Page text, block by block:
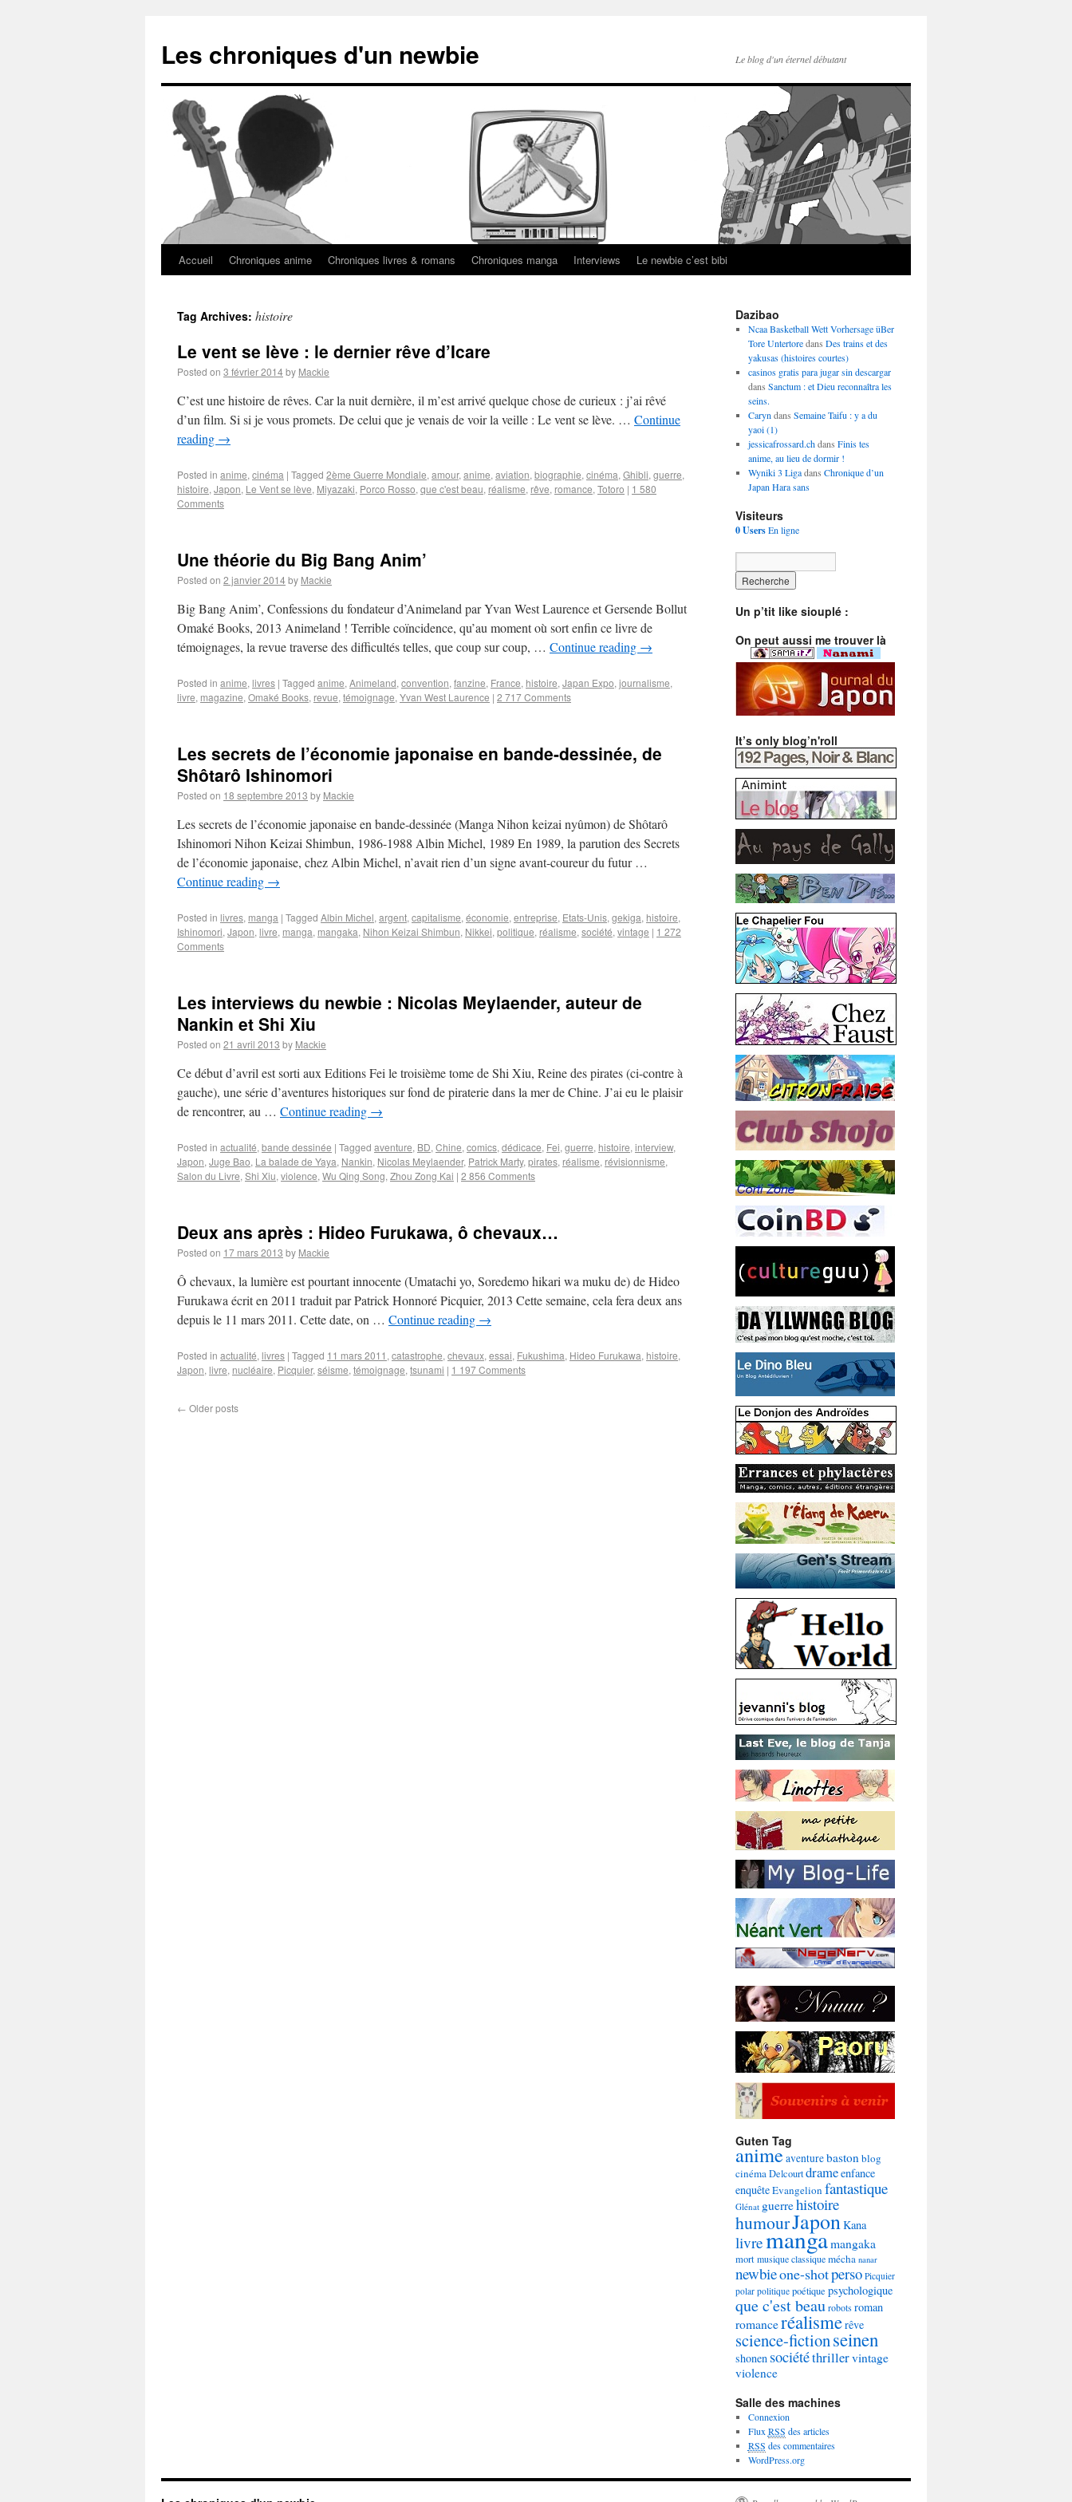
Les chroniques d'un newbie Le blog d'un éternel débutant
Accueil Chroniques anime Chroniques livres & romans Chroniques manga Interviews Le newbie c’est bibi
Tag Archives: histoire
Le vent se lève : le dernier rêve d’Icare
Posted on 3 février 2014by Mackie
C’est une histoire de rêves. Car la nuit dernière, il m’est arrivé quelque chose de curieux : j’ai rêvé
d’un film. Si si je vous promets. De celui que je venais de voir la veille : Le vent se lève. … Continue
reading →
Posted in anime, cinéma | Tagged 2ème Guerre Mondiale, amour, anime, aviation, biographie, cinéma, Ghibli, guerre,
histoire, Japon, Le Vent se lève, Miyazaki, Porco Rosso, que c'est beau, réalisme, rêve, romance, Totoro | 1 580
Comments
Une théorie du Big Bang Anim’
Posted on 2 janvier 2014by Mackie
Big Bang Anim’, Confessions du fondateur d’Animeland par Yvan West Laurence et Gersende Bollut
Omaké Books, 2013 Animeland ! Terrible coïncidence, qu’au moment où sort enfin ce livre de
témoignages, la revue traverse des difficultés telles, que coup sur coup, … Continue reading →
Posted in anime, livres | Tagged anime, Animeland, convention, fanzine, France, histoire, Japan Expo, journalisme,
livre, magazine, Omaké Books, revue, témoignage, Yvan West Laurence | 2 717 Comments
Les secrets de l’économie japonaise en bande-dessinée, de
Shôtarô Ishinomori
Posted on 18 septembre 2013 by Mackie
Les secrets de l’économie japonaise en bande-dessinée (Manga Nihon keizai nyûmon) de Shôtarô
Ishinomori Nihon Keizai Shimbun, 1986-1988 Albin Michel, 1989 En 1989, la parution des Secrets
de l’économie japonaise, chez Albin Michel, n’avait rien d’un signe avant-coureur du futur …
Continue reading →
Posted in livres, manga | Tagged Albin Michel, argent, capitalisme, économie, entreprise, Etats-Unis, gekiga, histoire,
Ishinomori, Japon, livre, manga, mangaka, Nihon Keizai Shimbun, Nikkei, politique, réalisme, société, vintage | 1 272
Comments
Les interviews du newbie : Nicolas Meylaender, auteur de
Nankin et Shi Xiu
Posted on 21 avril 2013 by Mackie
Ce début d’avril est sorti aux Editions Fei le troisième tome de Shi Xiu, Reine des pirates (ci-contre à
gauche), une série d’aventures historiques sur fond de piraterie dans la mer de Chine. J’ai eu le plaisir
de rencontrer, au … Continue reading →
Posted in actualité, bande dessinée | Tagged aventure, BD, Chine, comics, dédicace, Fei, guerre, histoire, interview,
Japon, Juge Bao, La balade de Yaya, Nankin, Nicolas Meylaender, Patrick Marty, pirates, réalisme, révisionnisme,
Salon du Livre, Shi Xiu, violence, Wu Qing Song, Zhou Zong Kai | 2 856 Comments
Deux ans après : Hideo Furukawa, ô chevaux…
Posted on 17 mars 2013 by Mackie
Ô chevaux, la lumière est pourtant innocente (Umatachi yo, Soredemo hikari wa muku de) de Hideo
Furukawa écrit en 2011 traduit par Patrick Honnoré Picquier, 2013 Cette semaine, cela fera deux ans
depuis le 11 mars 2011. Cette date, on … Continue reading →
Posted in actualité, livres | Tagged 11 mars 2011 , catastrophe, chevaux, essai, Fukushima, Hideo Furukawa, histoire,
Japon, livre, nucléaire, Picquier, séisme, témoignage, tsunami | 1 197 Comments
← Older posts
Dazibao
Ncaa Basketball Wett Vorhersage üBer
Tore Untertoredans Des trains et des
yakusas (histoires courtes)
casinos gratis para jugar sin descargar
dans Sanctum : et Dieu reconnaîtra les
seins.
Caryn dans Semaine Taifu : y a du
yaoi (1)
jessicafrossard.chdans Finis tes
anime, au lieu de dormir !
Wyniki 3 Ligadans Chronique d’un
Japan Hara sans
Visiteurs
0 UsersEn ligne
Un p’tit like siouplé :
On peut aussi me trouver là
It’s only blog’n'roll
Guten Tag
animeaventurebaston blog
cinémaDelcourtdrameenfance
enquêteEvangelion fantastique
Glénat guerrehistoire
humourJapon Kana
livremangamangaka
mortmusique classiquemécha nanar
newbieone-shotperso Picquier
polar politique poétique psychologique
que c'est beaurobotsroman
romanceréalismerêve
science-fictionseinen
shonen sociététhrillervintage
violence
Salle des machines
Connexion
Flux RSS des articles
RSS des commentaires
WordPress.org